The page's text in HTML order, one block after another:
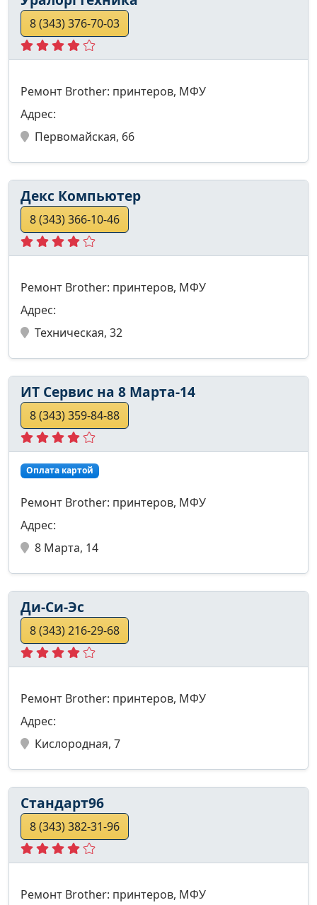
8 (343) 376-70-03
Ремонт Brother: принтеров, МФУ
Адрес:
Первомайская, 66
Декс Компьютер
8 (343) 366-10-46
Ремонт Brother: принтеров, МФУ
Адрес:
Техническая, 32
ИТ Сервис на 8 Марта-14
8 (343) 359-84-88
Оплата картой
Ремонт Brother: принтеров, МФУ
Адрес:
8 Марта, 14
Ди-Си-Эс
8 (343) 216-29-68
Ремонт Brother: принтеров, МФУ
Адрес:
Кислородная, 7
Стандарт96
8 (343) 382-31-96
Ремонт Brother: принтеров, МФУ